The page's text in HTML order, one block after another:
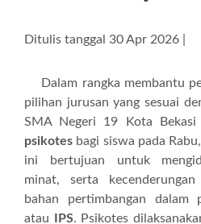
Ditulis tanggal 30 Apr 2026 |
Dalam rangka membantu
pilihan jurusan yang sesuai
SMA Negeri 19 Kota Bekasi
psikotes bagi siswa pada
ini bertujuan untuk
minat, serta
bahan pertimbangan dalam
atau
IPS. Psikotes